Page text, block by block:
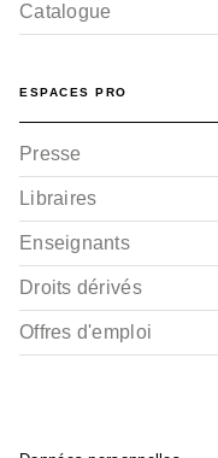
Catalogue
ESPACES PRO
Presse
Libraires
Enseignants
Droits dérivés
Offres d'emploi